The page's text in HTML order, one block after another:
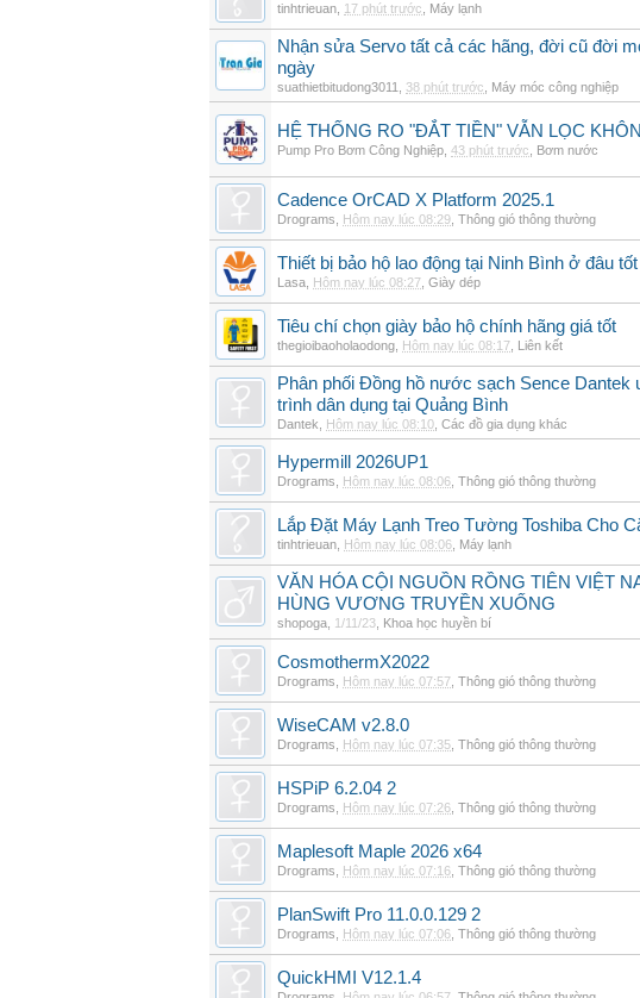
tinhtrieuan 17 phút trước Máy lạnh
Nhận sửa Servo tất cả các hãng, đời cũ đời
ngày
suathietbitudong3011 38 phút trước Máy móc công nghiệp
HỆ THỐNG RO "ĐẮT TIỀN" VẪN LỌC
Pump Pro Bơm Công Nghiệp 43 phút trước Bơm nước
Cadence OrCAD X Platform 2025.1
Drograms Hôm nay lúc 08:29 Thông gió thông thường
Thiết bị bảo hộ lao động tại Ninh Bình ở đâu
Lasa Hôm nay lúc 08:27 Giày dép
Tiêu chí chọn giày bảo hộ chính hãng giá tốt
thegioibaoholaodong Hôm nay lúc 08:17 Liên kết
Phân phối Đồng hồ nước sạch Sence Dantek
trình dân dụng tại Quảng Bình
Dantek Hôm nay lúc 08:10 Các đồ gia dụng khác
Hypermill 2026UP1
Drograms Hôm nay lúc 08:06 Thông gió thông thường
Lắp Đặt Máy Lạnh Treo Tường Toshiba Cho
tinhtrieuan Hôm nay lúc 08:06 Máy lạnh
VĂN HÓA CỘI NGUỒN RỒNG TIÊN VIỆT
HÙNG VƯƠNG TRUYỀN XUỐNG
shopoga 1/11/23 Khoa học huyền bí
CosmothermX2022
Drograms Hôm nay lúc 07:57 Thông gió thông thường
WiseCAM v2.8.0
Drograms Hôm nay lúc 07:35 Thông gió thông thường
HSPiP 6.2.04 2
Drograms Hôm nay lúc 07:26 Thông gió thông thường
Maplesoft Maple 2026 x64
Drograms Hôm nay lúc 07:16 Thông gió thông thường
PlanSwift Pro 11.0.0.129 2
Drograms Hôm nay lúc 07:06 Thông gió thông thường
QuickHMI V12.1.4